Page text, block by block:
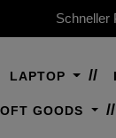
Schneller
LAPTOP
GOODS